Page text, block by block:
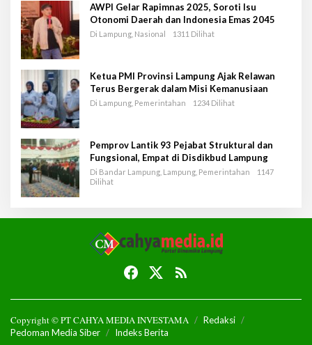
AWPI Gelar Rapimnas 2025, Soroti Isu
Otonomi Daerah dan Indonesia Emas 2045
Di Lampung, Nasional 1311 Dilihat
Ketua PMI Provinsi Lampung Ajak Relawan
Terus Bergerak dalam Misi Kemanusiaan
Di Lampung, Pemerintahan 1234 Dilihat
Pemprov Lantik 93 Pejabat Struktural dan
Fungsional, Empat di Disdikbud Lampung
Di Bandar Lampung, Lampung, Pemerintahan
1147
Dilihat
Copyright © PT CAHYA MEDIA INVESTAMA
Redaksi
Pedoman Media Siber
Indeks Berita